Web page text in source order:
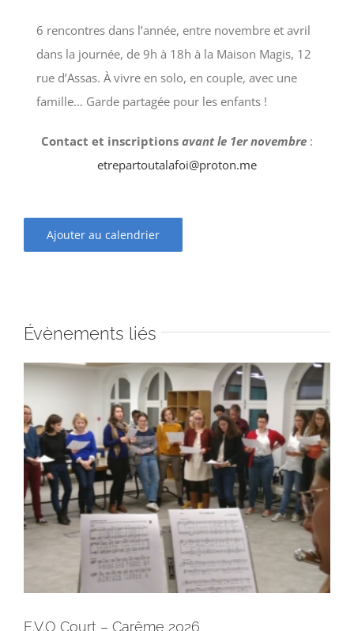
6 rencontres dans l’année, entre novembre et avril
dans la journée, de 9h à 18h à la Maison Magis, 12
rue d’Assas. À vivre en solo, en couple, avec une
famille… Garde partagée pour les enfants !
Contact et inscriptions avant le 1er novembre :
etrepartoutalafoi@proton.me
Ajouter au calendrier
Évènements liés
E.V.O Court – Carême 2026